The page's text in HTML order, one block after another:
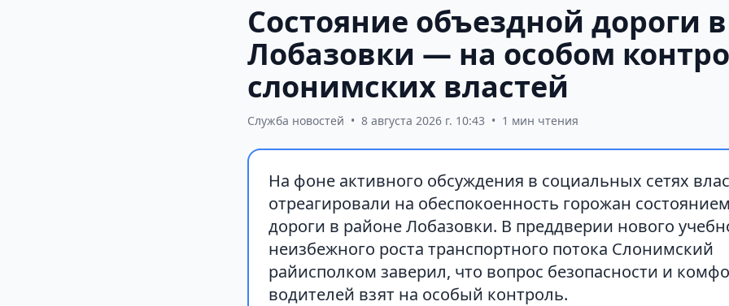
Состояние объездной дороги
Лобазовки — на особом
слонимских властей
Служба новостей • 8 августа 2026 г. 10:43 • 1 мин чтения
На фоне активного обсуждения в социальных сетях
отреагировали на обеспокоенность горожан
дороги в районе Лобазовки. В преддверии нового
неизбежного роста транспортного потока Слонимский
райисполком заверил, что вопрос безопасности и
водителей взят на особый контроль.